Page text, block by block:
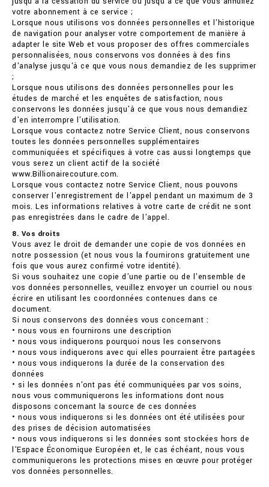
votre abonnement à ce service ;
Lorsque nous utilisons vos données personnelles et l'historique
de navigation pour analyser votre comportement de manière à
adapter le site Web et vous proposer des offres commerciales
personnalisées, nous conservons vos données à des fins
d'analyse jusqu'à ce que vous nous demandiez de les supprimer
;
Lorsque nous utilisons des données personnelles pour les
études de marché et les enquêtes de satisfaction, nous
conservons les données jusqu'à ce que vous nous demandiez
d'en interrompre l'utilisation.
Lorsque vous contactez notre Service Client, nous conservons
toutes les données personnelles supplémentaires
communiquées et spécifiques à votre cas aussi longtemps que
vous serez un client actif de la société
www.Billionairecouture.com.
Lorsque vous contactez notre Service Client, nous pouvons
conserver l'enregistrement de l'appel pendant un maximum de 3
mois. Les informations relatives à votre carte de crédit ne sont
pas enregistrées dans le cadre de l'appel.
8. Vos droits
Vous avez le droit de demander une copie de vos données en
notre possession (et nous vous la fournirons gratuitement une
fois que vous aurez confirmé votre identité).
Si vous souhaitez une copie d'une partie ou de l'ensemble de
vos données personnelles, veuillez envoyer un courriel ou nous
écrire en utilisant les coordonnées contenues dans ce
document.
Si nous conservons des données vous concernant :
• nous vous en fournirons une description
• nous vous indiquerons pourquoi nous les conservons
• nous vous indiquerons avec qui elles pourraient être partagées
• nous vous indiquerons la durée de la conservation des
données
• si les données n'ont pas été communiquées par vos soins,
nous vous communiquerons les informations dont nous
disposons concernant la source de ces données
• nous vous indiquerons si les données ont été utilisées pour
des prises de décision automatisées
• nous vous indiquerons si les données sont stockées hors de
l'Espace Économique Européen et, le cas échéant, nous vous
communiquerons les protections mises en œuvre pour protéger
vos données personnelles.